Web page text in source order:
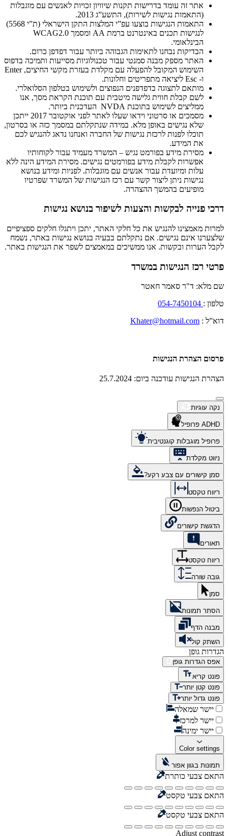
אתר זה עומד בדרישות תקנות שיוויון זכויות לאנשים עם מוגבלות
(התאמות נגישות לשירות), התשע”ג 2013.
התאמות הנגישות בוצעו עפ”י המלצות התקן הישראלי (ת”י 5568)
לנגישות תכנים באינטרנט ברמת AA ומסמך WCAG2.0
הבינלאומי.
הבדיקות נבחנו לתאימות הגבוהה ביותר עבור דפדפן כרום.
האתר מספק מבנה סמנטי עבור טכנולוגיות מסייעות ותמיכה בדפוס
השימוש המקובל להפעלה עם מקלדת בעזרת מקשי החיצים, Enter
ו- Esc ליציאה מתפריטים וחלונות.
מותאם לתצוגה בדפדפנים הנפוצים ולשימוש בטלפון הסלואלרי.
לשם קבלת חווית גלישה מיטבית עם תוכנת הקראת מסך, אנו
ממליצים לשימוש בתוכנת NVDA העדכנית ביותר.
מסמכים או סרטוני וידאו שעלו לאתר לפני אוקטובר 2017 ייתכן
שלא נגישים באופן מלא. במידה שנתקלתם במסמך כזה או בסרטון,
תוכלו לפנות לרכזת נגישות של החברה ואנחנו נדאג להנגיש לכם
את המידע.
מסירת מידע בפורמט נגיש – המשרד מעמיד עבור לקוחותיו
אפשרות לקבלת מידע בפורמטים נגישים. מסירת המידע הינה ללא
עלות ומיועדת עבור אנשים עם מוגבלות. לפניות ומידע בנושא
נגישות ניתן ליצור קשר עם רכז הנגישות של המשרד שפרטיו
מופיעים בהמשך ההצהרה.
דרכי פנייה לבקשות והצעות לשיפור בנושא נגישות
למרות מאמצינו להנגיש את כל חלקי האתר, יתכן ויתגלו חלקים ספציפיים
שלצערנו אינם נגישים. אם נתקלתם בבעיה בנושא נגישות באתר, נשמח
לקבל הערות ובקשות. אנו ממשיכים במאמצים לשפר את הנגישות באתר.
פרטי רכז הנגישות במשרד
שם מלא: ד"ר סאמר חאטר
טלפון :
דוא”ל : Khater@hotmail.com
פרסום הצהרת הנגישות
הצהרת הנגישות עודכנה ביום: 25.7.2024
נקה עוגיות
ADHD פרופיל
פרופיל מוגבלות קוגנטיבית
ניווט מקלדת
סמן קישורים עם צבע רקע?
ריווח טקסט
ביטול הנפשות
הדגשת קישורים
תאורים
ריווח טקסט
גובה שורה
סמן
הסתר תמונות
מבנה הדף
השתק קול
הגדרות גופן
אפס הגדרות גופן
פונט קריא
פונט קטן יותר
פונט גדול יותר
יישר שמאלה
יישר למרכז
יישר ימינה
Color settings
תמונות בגוון אפור
התאם צבעי כותרת
התאם צבעי טקסט
התאם צבעי טקסט
Adjust contrast